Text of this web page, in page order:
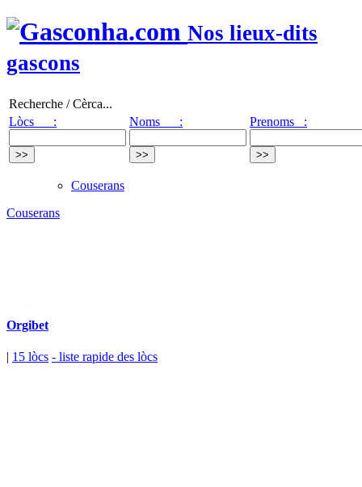
Nos lieux-dits
gascons
Recherche / Cèrca...
Lòcs :
Noms : Prenoms :
Couserans
Couserans
Orgibet
| 15 lòcs - liste rapide des lòcs